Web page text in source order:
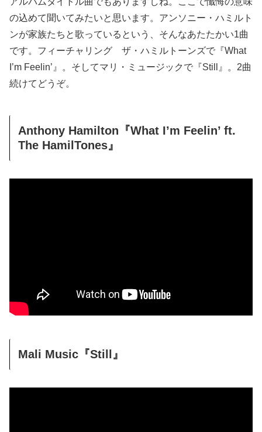
の込めて聞いてみたいと思います。アンソニー・ハミルト
ンが家族たちと歌っているという、そんなあたたかい1曲
です。フィーチャリング ザ・ハミルトーンズで『What
I’m Feelin’』。そしてマリ・ミュージックで『Still』。2曲
続けてどうぞ。
Anthony Hamilton『What I’m Feelin’ ft.
The HamilTones』
Mali Music『Still』